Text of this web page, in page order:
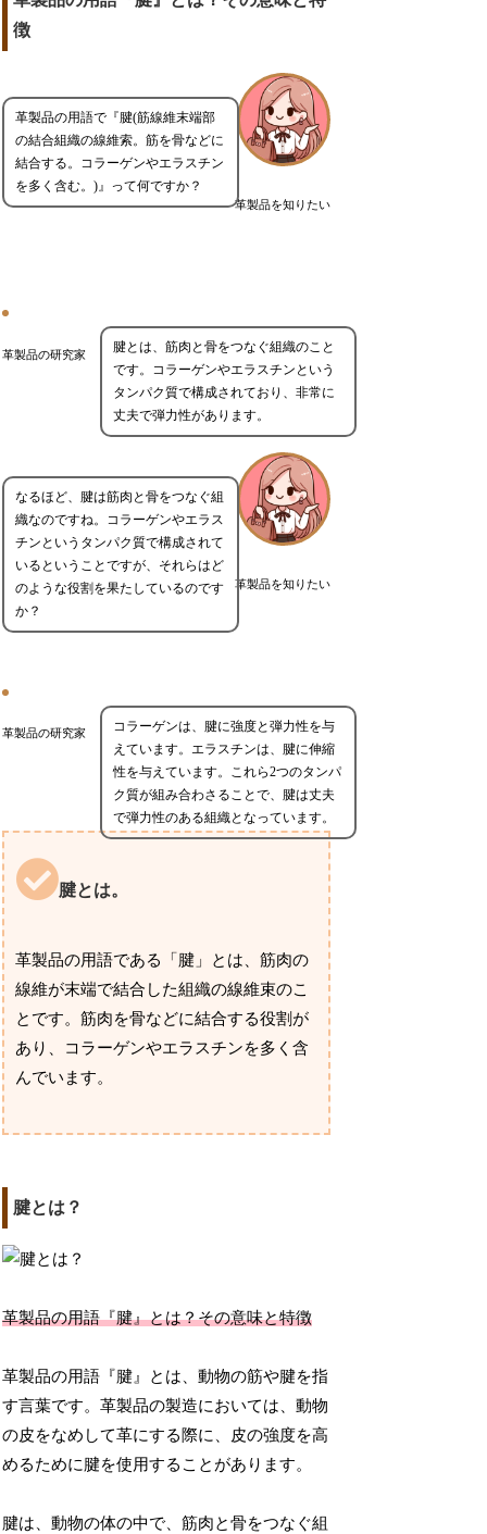
徴
革製品を知りたい
革製品の用語で『腱(筋線維末端部
の結合組織の線維索。筋を骨などに
結合する。コラーゲンやエラスチン
を多く含む。)』って何ですか？
革製品の研究家
腱とは、筋肉と骨をつなぐ組織のこと
です。コラーゲンやエラスチンという
タンパク質で構成されており、非常に
丈夫で弾力性があります。
革製品を知りたい
なるほど、腱は筋肉と骨をつなぐ組
織なのですね。コラーゲンやエラス
チンというタンパク質で構成されて
いるということですが、それらはど
のような役割を果たしているのです
か？
革製品の研究家
コラーゲンは、腱に強度と弾力性を与
えています。エラスチンは、腱に伸縮
性を与えています。これら2つのタンパ
ク質が組み合わさることで、腱は丈夫
で弾力性のある組織となっています。
腱とは。
革製品の用語である「腱」とは、筋肉の
線維が末端で結合した組織の線維束のこ
とです。筋肉を骨などに結合する役割が
あり、コラーゲンやエラスチンを多く含
んでいます。
腱とは？
革製品の用語『腱』とは？その意味と特徴
革製品の用語『腱』とは、動物の筋や腱を指
す言葉です。革製品の製造においては、動物
の皮をなめして革にする際に、皮の強度を高
めるために腱を使用することがあります。
腱は、動物の体の中で、筋肉と骨をつなぐ組